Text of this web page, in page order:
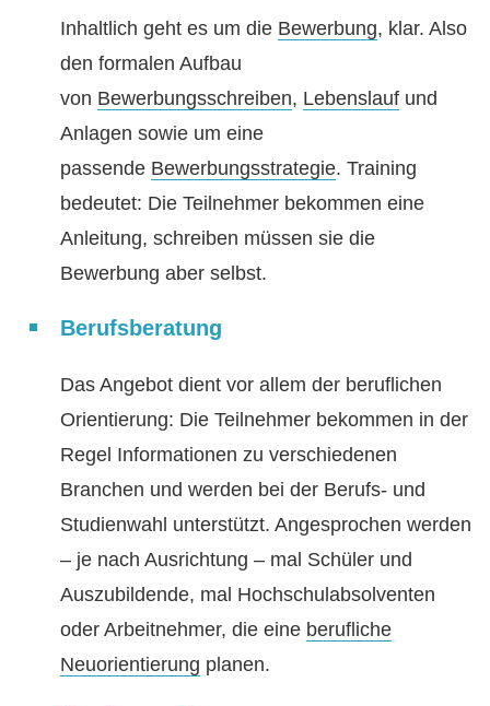
Inhaltlich geht es um die Bewerbung, klar. Also
den formalen Aufbau
von Bewerbungsschreiben, Lebenslauf und
Anlagen sowie um eine
passende Bewerbungsstrategie. Training
bedeutet: Die Teilnehmer bekommen eine
Anleitung, schreiben müssen sie die
Bewerbung aber selbst.
Berufsberatung
Das Angebot dient vor allem der beruflichen
Orientierung: Die Teilnehmer bekommen in der
Regel Informationen zu verschiedenen
Branchen und werden bei der Berufs- und
Studienwahl unterstützt. Angesprochen werden
– je nach Ausrichtung – mal Schüler und
Auszubildende, mal Hochschulabsolventen
oder Arbeitnehmer, die eine berufliche
Neuorientierung planen.